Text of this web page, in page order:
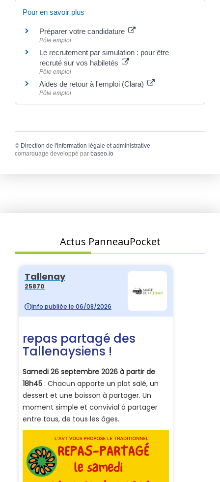
Pour en savoir plus
Préparer votre candidature
Pôle emploi
Le recrutement par simulation : pour être
recruté sur vos habiletés
Pôle emploi
Aides de retour à l'emploi (Clara)
Pôle emploi
© Direction de l'information légale et administrative
comarquage developpé par baseo.io
Actus PanneauPocket